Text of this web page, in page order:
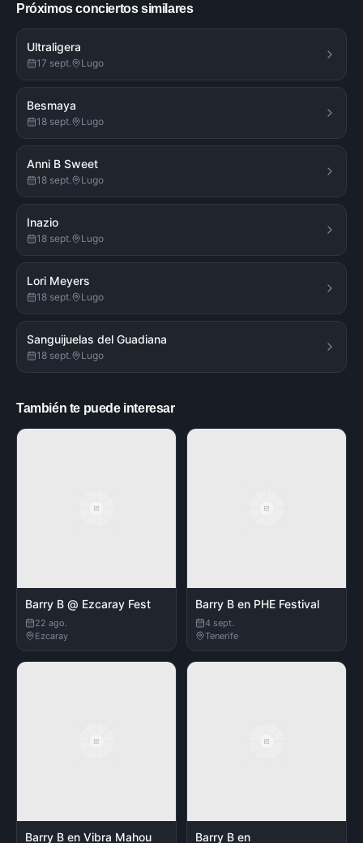
Próximos conciertos similares
Ultraligera
17 sept. Lugo
Besmaya
18 sept. Lugo
Anni B Sweet
18 sept. Lugo
Inazio
18 sept. Lugo
Lori Meyers
18 sept. Lugo
Sanguijuelas del Guadiana
18 sept. Lugo
También te puede interesar
Barry B @ Ezcaray Fest
22 ago.
Ezcaray
Barry B en PHE Festival
4 sept.
Tenerife
Barry B en Vibra Mahou Barry B en